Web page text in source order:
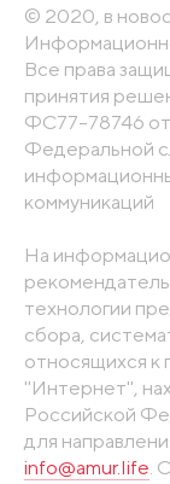
© 2020, в
Все права
принятия
ФС77-78746 от
Федеральной
коммуникаций
На
технологии
сбора,
относящихся к
"Интернет",
Российской
для
info@amur.life.